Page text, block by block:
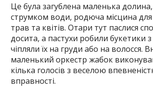
Це була загублена маленька
струмком води, родюча місцина для
трав та квітів. Отари тут паслися
досита, а пастухи робили букетики з
чіпляли їх на груди або на волосся.
маленький оркестр жабок
кілька голосів з веселою
вправності.